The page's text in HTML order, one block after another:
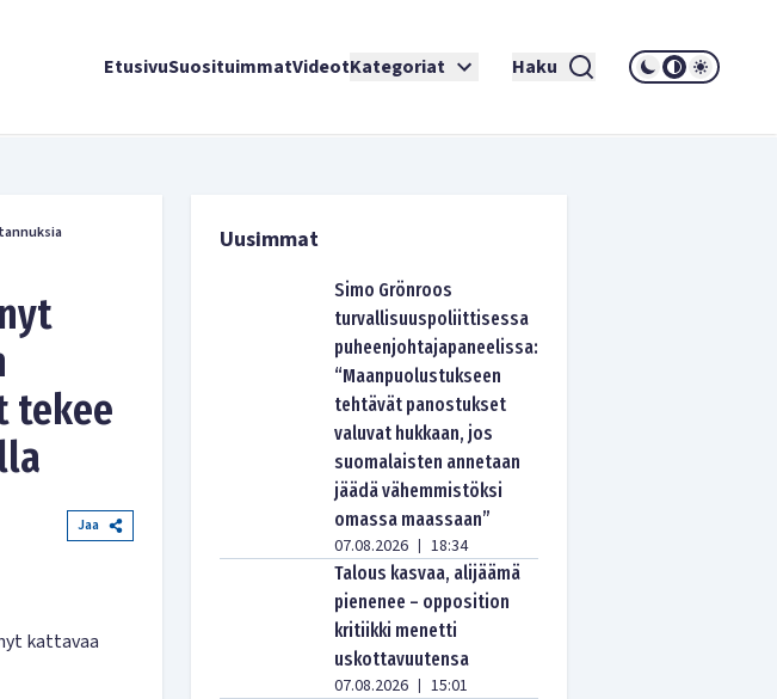
EtusivuSuosituimmatVideotKategoriat Haku
tekee
Jaa
kattavaa
Uusimmat
Simo Grönroos
turvallisuuspoliittisessa
puheenjohtajapaneelissa:
“Maanpuolustukseen
tehtävät panostukset
valuvat hukkaan, jos
suomalaisten annetaan
jäädä vähemmistöksi
omassa maassaan”
07.08.2026 | 18:34
Talous kasvaa, alijäämä
pienenee – opposition
kritiikki menetti
uskottavuutensa
07.08.2026 | 15:01